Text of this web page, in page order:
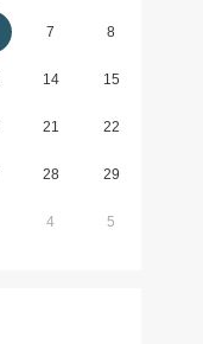
7 8
14 15
21 22
28 29
4 5